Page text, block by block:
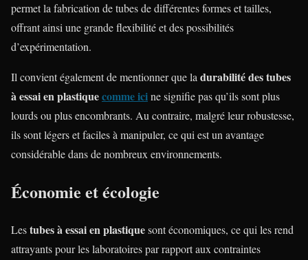
permet la fabrication de tubes de différentes formes et tailles,
offrant ainsi une grande flexibilité et des possibilités
d’expérimentation.
Il convient également de mentionner que ladurabilité des tubes
à essai en plastiquecomme icine signifie pas qu’ils sont plus
lourds ou plus encombrants. Au contraire, malgré leur robustesse,
ils sont légers et faciles à manipuler, ce qui est un avantage
considérable dans de nombreux environnements.
Économie et écologie
Lestubes à essai en plastiquesont économiques, ce qui les rend
attrayants pour les laboratoires par rapport aux contraintes